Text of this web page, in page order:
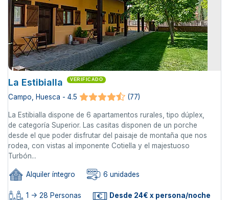
La Estibialla VERIFICADO
Campo, Huesca - 4.5 (77)
La Estibialla dispone de 6 apartamentos rurales, tipo dúplex,
de categoría Superior. Las casitas disponen de un porche
desde el que poder disfrutar del paisaje de montaña que nos
rodea, con vistas al imponente Cotiella y el majestuoso
Turbón...
Alquiler íntegro 6 unidades
1 -> 28 Personas Desde 24€ x persona/noche